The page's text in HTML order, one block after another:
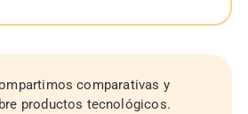
comparativas y
productos tecnológicos.